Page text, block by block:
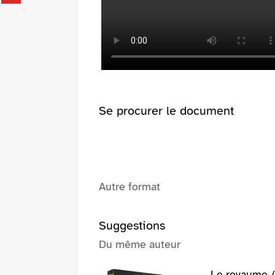
fenêtre)
sur
Se procurer le document
Autre format
Suggestions
Du même auteur